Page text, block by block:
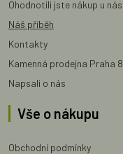
Ohodnotili jste nákup u nás
Náš příběh
Kontakty
Kamenná prodejna Praha 8
Napsali o nás
Vše o nákupu
Obchodní podmínky